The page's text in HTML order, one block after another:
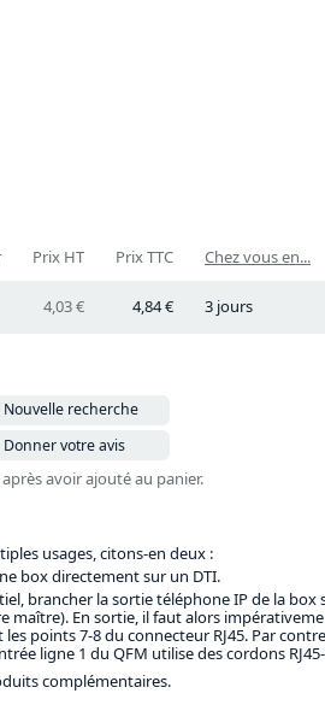
Prix HT Prix TTC Chez vous en...
4,03 € 4,84 € 3 jours
Nouvelle recherche
Donner votre avis
avoir ajouté au panier.
usages, citons-en deux :
box directement sur un DTI.
brancher la sortie téléphone IP de la box
maître). En sortie, il faut alors
les points 7-8 du connecteur RJ45. Par
ligne 1 du QFM utilise des cordons
complémentaires.